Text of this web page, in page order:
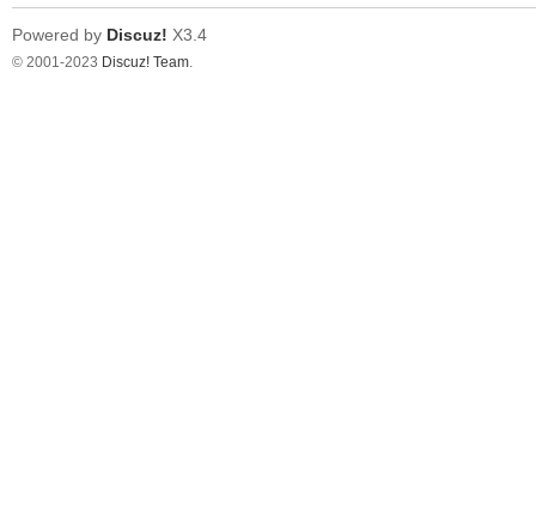
Powered by Discuz! X3.4
© 2001-2023 Discuz! Team.